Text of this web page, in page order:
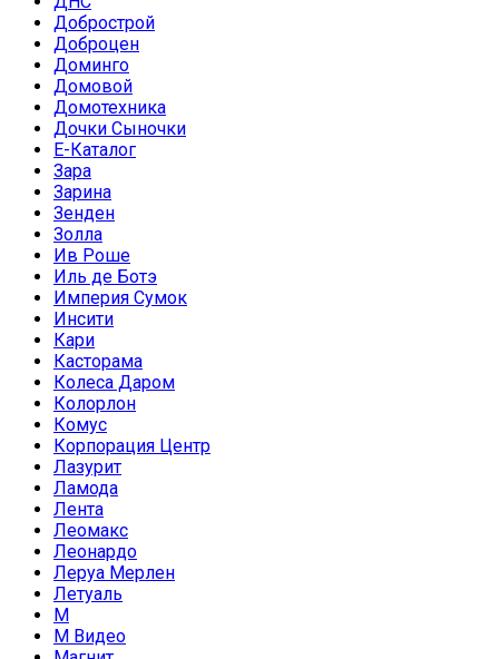
Добрострой
Доброцен
Доминго
Домовой
Домотехника
Дочки Сыночки
Е-Каталог
Зара
Зарина
Зенден
Золла
Ив Роше
Иль де Ботэ
Империя Сумок
Инсити
Кари
Касторама
Колеса Даром
Колорлон
Комус
Корпорация Центр
Лазурит
Ламода
Лента
Леомакс
Леонардо
Леруа Мерлен
Летуаль
М
М Видео